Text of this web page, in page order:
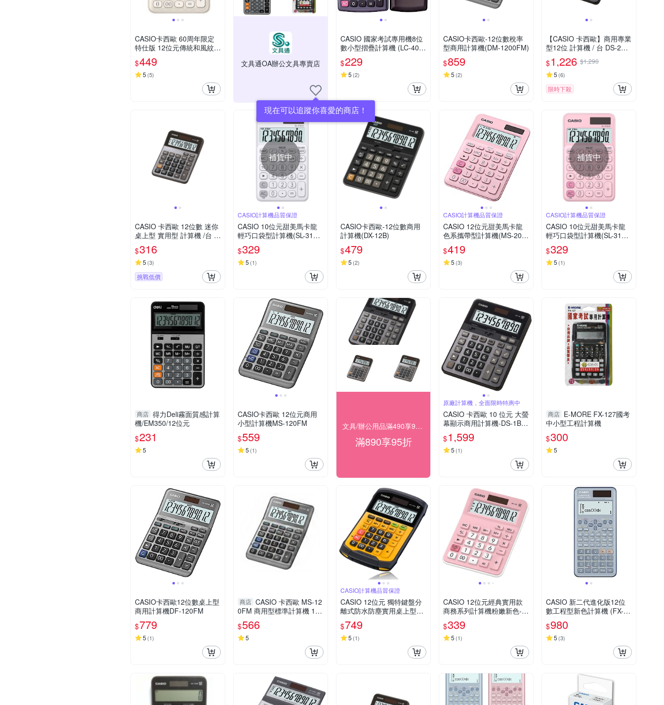
CASIO卡西歐 60周年限定
特仕版 12位元傳統和風紋樣
桌上型計算機-竹編白(MS-2
0UC-JWE)
$449
5 (5)
文具通OA辦公文具專賣店
現在可以追蹤你喜愛的商店！
CASIO 國家考試專用機8位
數小型摺疊計算機 (LC-401L
V-BK)
$229
5 (2)
CASIO卡西歐-12位數稅率
型商用計算機(DM-1200FM)
$859
5 (2)
【CASIO 卡西歐】商用專業
型12位 計算機 / 台 DS-2B
(原型號 DS-2TS)
$1,226 $1,290
5 (6)
限時下殺
CASIO 卡西歐 12位數 迷你
桌上型 實用型 計算機 /台 M
X-12B
$316
5 (3)
挑戰低價
補貨中
CASIO計算機品質保證
CASIO 10位元甜美馬卡龍
輕巧口袋型計算機(SL-310U
C-WE)-牛奶白
$329
5 (1)
CASIO卡西歐-12位數商用
計算機(DX-12B)
$479
5 (2)
CASIO計算機品質保證
CASIO 12位元甜美馬卡龍
色系攜帶型計算機(MS-20U
C-PK)草莓粉
$419
5 (3)
補貨中
CASIO計算機品質保證
CASIO 10位元甜美馬卡龍
輕巧口袋型計算機(SL-310U
C-PK )-草莓粉
$329
5 (1)
商店 得力Deli霧面質感計算
機/EM350/12位元
$231
5
CASIO卡西歐 12位元商用
小型計算機MS-120FM
$559
5 (1)
文具/辦公用品滿490享98折，滿890享95折
滿890享95折
原廠計算機，全面限時特惠中
CASIO 卡西歐 10 位元 大螢
幕顯示商用計算機-DS-1B
(黑/灰)
$1,599
5 (1)
商店 E-MORE FX-127國考
中小型工程計算機
$300
5
CASIO卡西歐12位數桌上型
商用計算機DF-120FM
$779
5 (1)
商店 CASIO 卡西歐 MS-12
0FM 商用型標準計算機 12
位數
$566
5
CASIO計算機品質保證
CASIO 12位元 獨特鍵盤分
離式防水防塵實用桌上型計
算機WM-320MT-大黃蜂潮
流配
$749
5 (1)
CASIO 12位元經典實用款
商務系列計算機粉嫩新色-寶
寶粉(MX-12B-PK)
$339
5 (1)
CASIO 新二代進化版12位
數工程型新色計算機 (FX-99
1ES PLUS-2-BU)藍色
$980
5 (3)